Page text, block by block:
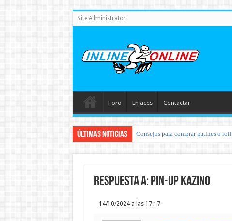
Site Administrator
Foro Enlaces Contactar
Últimas noticias Consejos para comprar patines o
Respuesta a: pin-up kazino
14/10/2024 a las 17:17